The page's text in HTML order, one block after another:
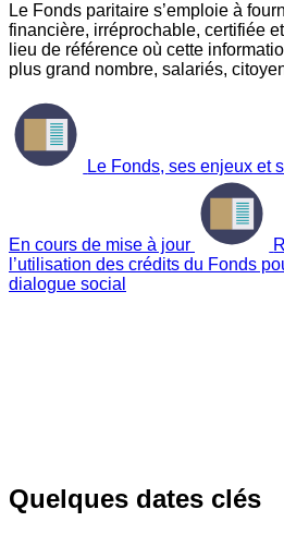
Le Fonds paritaire s’emploie à
financière, irréprochable, certifiée
lieu de référence où cette
plus grand nombre, salariés,
Le Fonds, ses enjeux et
En cours de mise à jour
l’utilisation des crédits du Fonds
dialogue social
Quelques dates clés